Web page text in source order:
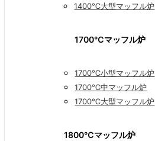
1400℃大型マッフル炉
1700℃マッフル炉
1700℃小型マッフル炉
1700℃中マッフル炉
1700℃大型マッフル炉
1800℃マッフル炉